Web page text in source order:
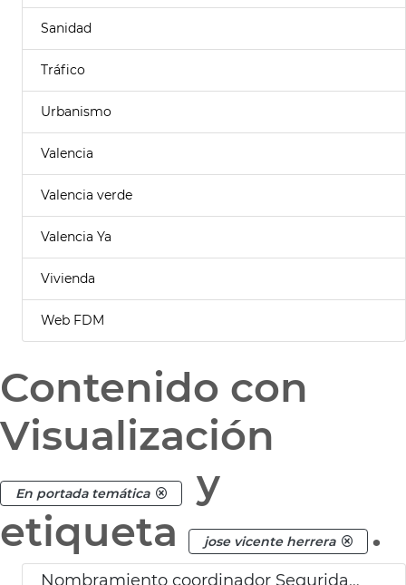
Sanidad
Tráfico
Urbanismo
Valencia
Valencia verde
Valencia Ya
Vivienda
Web FDM
Contenido con
Visualización
En portada temática
y
etiqueta
jose vicente herrera .
Nombramiento coordinador Seguridad y Emergencias Ayuntamiento València